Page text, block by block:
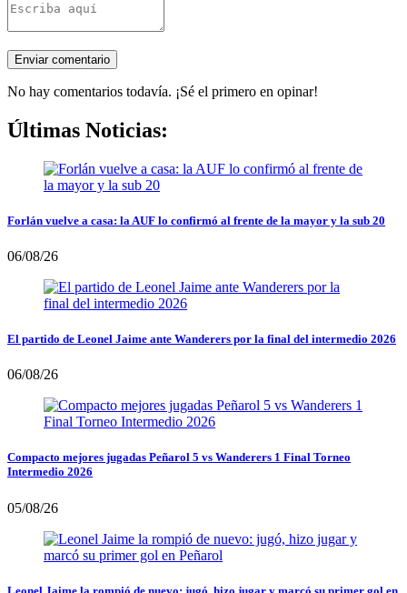
No hay comentarios todavía. ¡Sé el primero en opinar!
Últimas Noticias:
Forlán vuelve a casa: la AUF lo confirmó al frente de la mayor y la sub 20
06/08/26
El partido de Leonel Jaime ante Wanderers por la final del intermedio 2026
06/08/26
Compacto mejores jugadas Peñarol 5 vs Wanderers 1 Final Torneo
Intermedio 2026
05/08/26